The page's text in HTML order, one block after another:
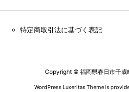
特定商取引法に基づく表記
Copyright © 福岡県春日市千歳
WordPress Luxeritas Theme is